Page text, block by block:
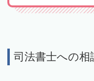
司法書士への相